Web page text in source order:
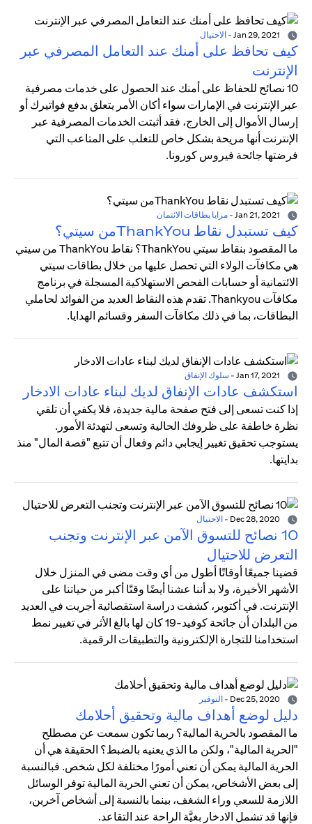
- الاحتيال
كيف تحافظ على أمنك عند التعامل المصرفي عبر
الإنترنت
10 نصائح للحفاظ على أمنك عند الحصول على خدمات مصرفية
عبر الإنترنت في الإمارات سواء أكان الأمر يتعلق بدفع فواتيرك أو
إرسال الأموال إلى الخارج، فقد أثبتت الخدمات المصرفية عبر
الإنترنت أنها مريحة بشكل خاص للتغلب على المتاعب التي
فرضتها جائحة فيروس كورونا.
- مزايا بطاقات الائتمان
كيف تستبدل نقاط ThankYouمن سيتي؟
ما المقصود بنقاط سيتي ThankYou؟ نقاط ThankYou من سيتي
هي مكافآت الولاء التي تحصل عليها من خلال بطاقات سيتي
الائتمانية أو حسابات الفحص الاستهلاكية المسجلة في برنامج
مكافآت Thankyou. تقدم هذه النقاط العديد من الفوائد لحاملي
البطاقات، بما في ذلك مكافآت السفر وقسائم الهدايا.
- سلوك الإنفاق
استكشف عادات الإنفاق لديك لبناء عادات الادخار
إذا كنت تسعى إلى فتح صفحة مالية جديدة، فلا يكفي أن تلقي
نظرة خاطفة على ظروفك الحالية وتسعى لتهدئة الأمور.
يستوجب تحقيق تغيير إيجابي دائم وفعال أن تتبع "قصة المال" منذ
بدايتها.
- الاحتيال
10 نصائح للتسوق الآمن عبر الإنترنت وتجنب
التعرض للاحتيال
قضينا جميعًا أوقاتًا أطول من أي وقت مضى في المنزل خلال
الأشهر الأخيرة، ولا بد أننا عشنا أيضًا وقتًا أكبر من حياتنا على
الإنترنت. في أكتوبر، كشفت دراسة استقصائية أجريت في العديد
من البلدان أن جائحة كوفيد-19 كان لها بالغ الأثر في تغيير نمط
استخدامنا للتجارة الإلكترونية والتطبيقات الرقمية.
- التوفير
دليل لوضع أهداف مالية وتحقيق أحلامك
ما المقصود بالحرية المالية؟ ربما تكون سمعت عن مصطلح
"الحرية المالية"، ولكن ما الذي يعنيه بالضبط؟ الحقيقة هي أن
الحرية المالية يمكن أن تعني أمورًا مختلفة لكل شخص. فبالنسبة
إلى بعض الأشخاص، يمكن أن تعني الحرية المالية توفر الوسائل
اللازمة للسعي وراء الشغف، بينما بالنسبة إلى أشخاص آخرين،
فإنها قد تشمل الادخار بغيَّة الراحة عند التقاعد.